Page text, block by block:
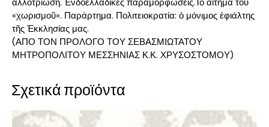
ἀλλοτρίωση. Ἐνδοελλαδικὲς παραμορφώσεις.Το αἴτημα τοῦ
«χωρισμοῦ». Παράρτημα. Πολιτειοκρατία: ὁ μόνιμος ἐφιάλτης
τῆς Ἐκκλησίας μας.
(ΑΠΟ ΤΟΝ ΠΡΟΛΟΓΟ ΤΟΥ ΣΕΒΑΣΜΙΩΤΑΤΟΥ
ΜΗΤΡΟΠΟΛΙΤΟΥ ΜΕΣΣΗΝΙΑΣ Κ.Κ. ΧΡΥΣΟΣΤΟΜΟΥ)
Σχετικά προϊόντα